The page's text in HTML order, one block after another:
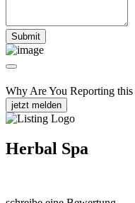
Why Are You Reporting this
jetzt melden
Herbal Spa